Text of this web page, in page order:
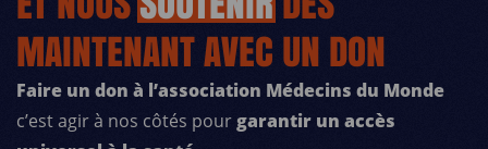
MAINTENANT AVEC UN DON
Faire un don à l’association Médecins du Monde
c’est agir à nos côtés pourgarantir un accès